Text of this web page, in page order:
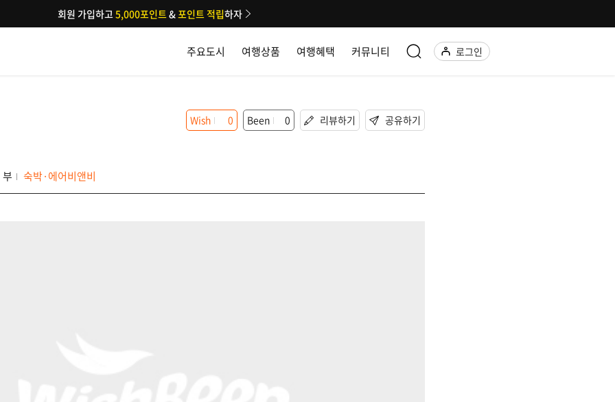
주요도시 여행상품 여행혜택 커뮤니티 로그인
회원 가입하고5,000포인트&포인트 적립하자
숙박·에어비앤비
Wish 0 Been 0 리뷰하기 공유하기